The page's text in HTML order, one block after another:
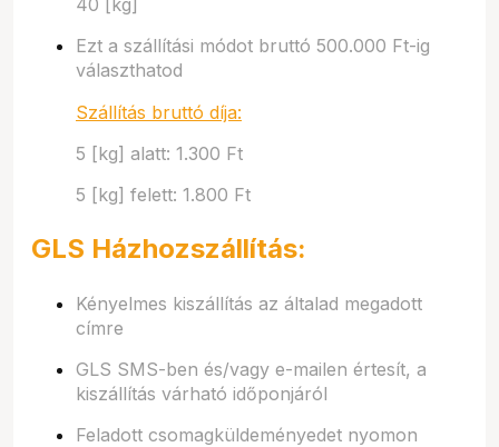
40 [kg]
Ezt a szállítási módot bruttó 500.000 Ft-ig
választhatod
Szállítás bruttó díja:
5 [kg] alatt: 1.300 Ft
5 [kg] felett: 1.800 Ft
GLS Házhozszállítás:
Kényelmes kiszállítás az általad megadott
címre
GLS SMS-ben és/vagy e-mailen értesít, a
kiszállítás várható időponjáról
Feladott csomagküldeményedet nyomon